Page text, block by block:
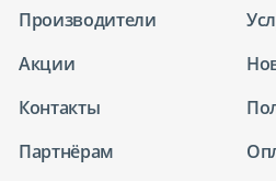
Производители
Акции
Контакты
Партнёрам